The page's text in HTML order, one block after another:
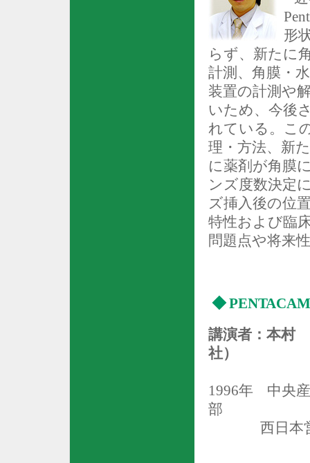
形
らず、新たに
計測、角膜・
装置の計測や
いため、今後
れている。こ
理・方法、新
に薬剤が角膜
ンズ度数決定
ズ挿入後の位
特性および臨
問題点や将来
◆PENTACAM
講演者：本村
社）
1996年
中央
部
西日本